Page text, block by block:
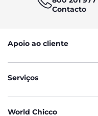
Contacto
Apoio ao cliente
Serviços
World Chicco